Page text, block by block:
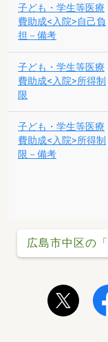
子ども・学生等医療
費助成<入院>自己負
担－備考
子ども・学生等医療
費助成<入院>所得制
限
子ども・学生等医療
費助成<入院>所得制
限－備考
広島市中区の「